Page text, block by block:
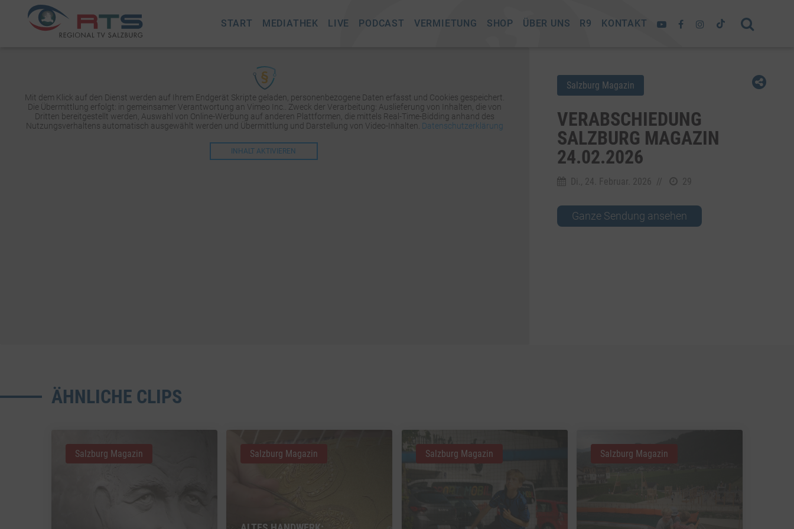
START MEDIATHEK LIVE PODCAST VERMIETUNG SHOP ÜBER UNS R9 KONTAKT
Mit dem Klick auf den Dienst werden auf Ihrem Endgerät Skripte geladen, personenbezogene Daten erfasst und Cookies gespeichert.
Die Übermittlung erfolgt: in gemeinsamer Verantwortung an Vimeo Inc.. Zweck der Verarbeitung: Auslieferung von Inhalten, die von
Dritten bereitgestellt werden, Auswahl von Online-Werbung auf anderen Plattformen, die mittels Real-Time-Bidding anhand des
Nutzungsverhaltens automatisch ausgewählt werden und Übermittlung und Darstellung von Video-Inhalten. Datenschutzerklärung
INHALT AKTIVIEREN
Salzburg Magazin
VERABSCHIEDUNG
SALZBURG MAGAZIN
24.02.2026
Di., 24. Februar. 2026 // 29
Ganze Sendung ansehen
ÄHNLICHE CLIPS
Salzburg Magazin Salzburg Magazin Salzburg Magazin Salzburg Magazin